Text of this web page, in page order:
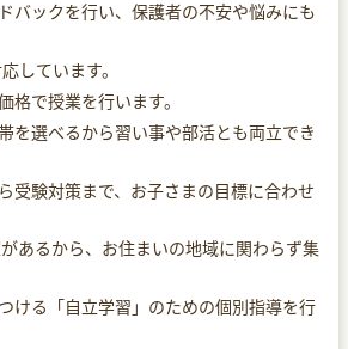
バックを行い、保護者の不安や悩みにも
しています。
格で授業を行います。
を選べるから習い事や部活とも両立でき
受験対策まで、お子さまの目標に合わせ
あるから、お住まいの地域に関わらず集
ける「自立学習」のための個別指導を行